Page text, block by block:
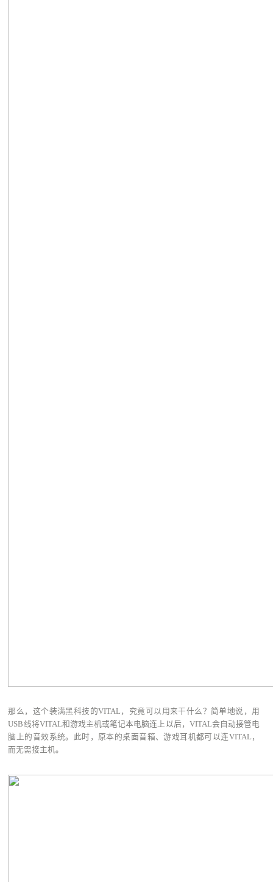
那么，这个装满黑科技的VITAL，究竟可以用来干什么？简单地说，用
USB线将VITAL和游戏主机或笔记本电脑连上以后，VITAL会自动接管电
脑上的音效系统。此时，原本的桌面音箱、游戏耳机都可以连VITAL，
而无需接主机。